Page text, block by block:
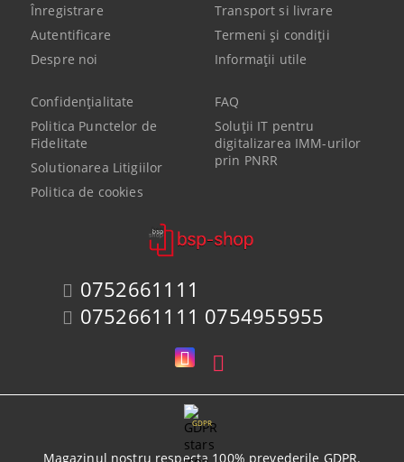
0752661111
0752661111 0754955955
Înregistrare
Autentificare
Despre noi
Transport si livrare
Termeni şi condiţii
Informaţii utile
Confidenţialitate
Politica Punctelor de
Fidelitate
Solutionarea Litigiilor
Politica de cookies
FAQ
Soluții IT pentru
digitalizarea IMM-urilor
prin PNRR
GDPR
Magazinul nostru respecta 100% prevederile GDPR.